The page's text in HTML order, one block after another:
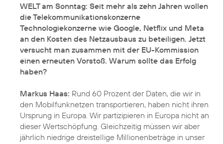
WELT am Sonntag: Seit mehr als zehn Jahren wollen
die Telekommunikationskonzerne
Technologiekonzerne wie Google, Netflix und Meta
an den Kosten des Netzausbaus zu beteiligen. Jetzt
versucht man zusammen mit der EU-Kommission
einen erneuten Vorstoß. Warum sollte das Erfolg
haben?
Markus Haas: Rund 60 Prozent der Daten, die wir in
den Mobilfunknetzen transportieren, haben nicht ihren
Ursprung in Europa. Wir partizipieren in Europa nicht an
dieser Wertschöpfung. Gleichzeitig müssen wir aber
jährlich niedrige dreistellige Millionenbeträge in unser